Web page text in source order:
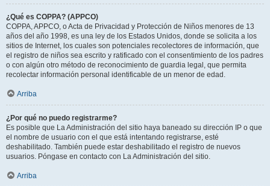
¿Qué es COPPA? (APPCO)
COPPA, APPCO, o Acta de Privacidad y Protección de Niños menores de 13
años del año 1998, es una ley de los Estados Unidos, donde se solicita a los
sitios de Internet, los cuales son potenciales recolectores de información, que
el registro de niños sea escrito y ratificado con el consentimiento de los padres
o con algún otro método de reconocimiento de guardia legal, que permita
recolectar información personal identificable de un menor de edad.
Arriba
¿Por qué no puedo registrarme?
Es posible que La Administración del sitio haya baneado su dirección IP o que
el nombre de usuario con el que está intentando registrarse, esté
deshabilitado. También puede estar deshabilitado el registro de nuevos
usuarios. Póngase en contacto con La Administración del sitio.
Arriba